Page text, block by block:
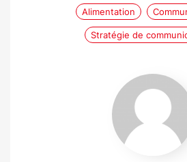
Alimentation
Stratégie de